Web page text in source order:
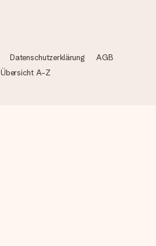
Datenschutzerklärung
AGB
Übersicht A-Z